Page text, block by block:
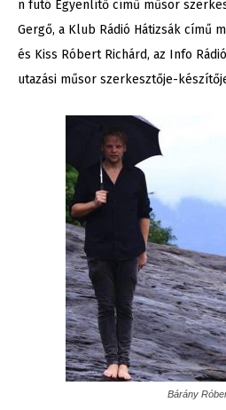
n futó Egyenlítő című műsor
Gergő, a Klub Rádió Hátizsák című
és Kiss Róbert Richárd, az Info
utazási műsor szerkesztője-
Bárány